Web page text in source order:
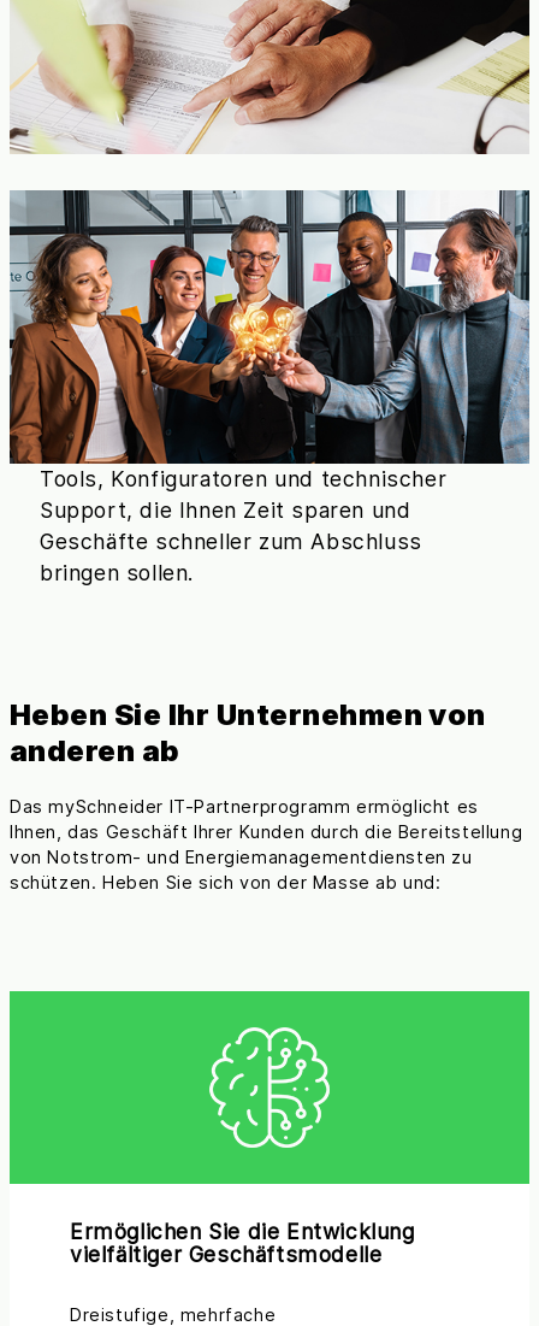
Tools, Konfiguratoren und technischer
Support, die Ihnen Zeit sparen und
Geschäfte schneller zum Abschluss
bringen sollen.
Heben Sie Ihr Unternehmen von
anderen ab
Das mySchneider IT-Partnerprogramm ermöglicht es
Ihnen, das Geschäft Ihrer Kunden durch die Bereitstellung
von Notstrom- und Energiemanagementdiensten zu
schützen. Heben Sie sich von der Masse ab und:
Ermöglichen Sie die Entwicklung
vielfältiger Geschäftsmodelle
Dreistufige, mehrfache